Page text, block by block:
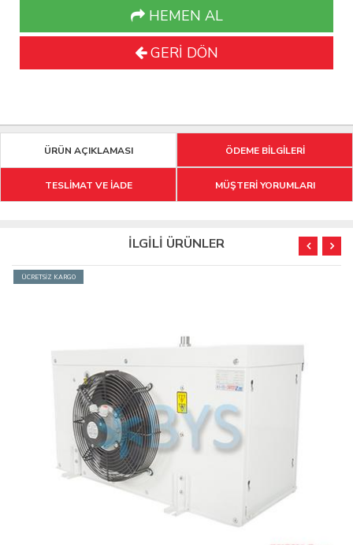
HEMEN AL
GERİ DÖN
ÜRÜN AÇIKLAMASI ÖDEME BİLGİLERİ
TESLİMAT VE İADE MÜŞTERİ YORUMLARI
İLGİLİ ÜRÜNLER
ÜCRETSİZ KARGO